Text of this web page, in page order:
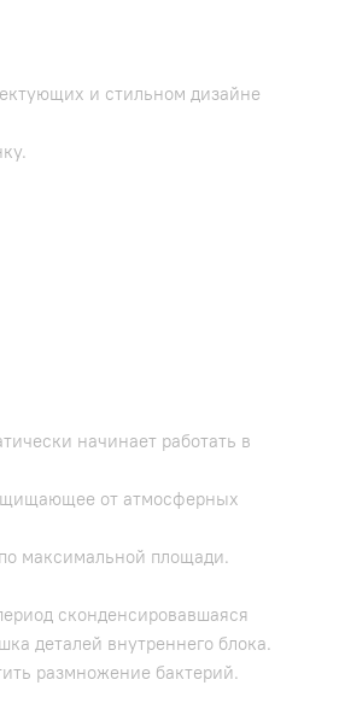
и стильном дизайне
начинает работать в
от атмосферных
максимальной площади.
сконденсировавшаяся
деталей внутреннего блока.
размножение бактерий.